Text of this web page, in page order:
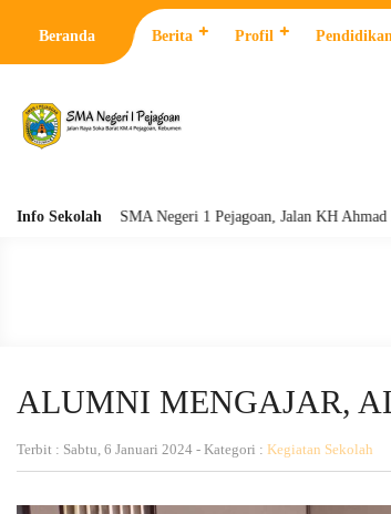
Beranda Berita Profil
Info SekolahSMA Negeri 1 Pejagoan, Jalan KH Ahmad Dahlan
ALUMNI MENGAJAR,
Terbit : Sabtu, 6 Januari 2024 - Kategori : Kegiatan Sekolah